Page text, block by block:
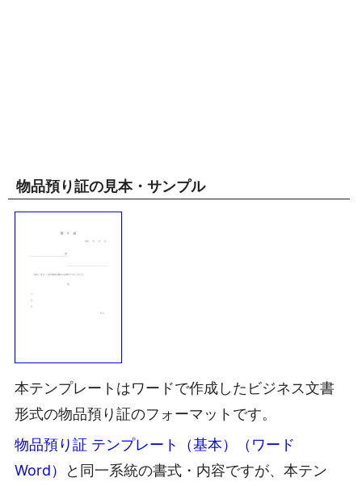
物品預り証の見本・サンプル
本テンプレートはワードで作成したビジネス文書
形式の物品預り証のフォーマットです。
物品預り証 テンプレート（基本）（ワード
Word）
と同一系統の書式・内容ですが、本テン